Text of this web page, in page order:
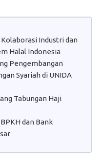
Industri dan
Halal Indonesia
Pengembangan
Syariah di UNIDA
Tabungan Haji
dan Bank